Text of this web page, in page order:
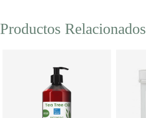
Productos Relacionados